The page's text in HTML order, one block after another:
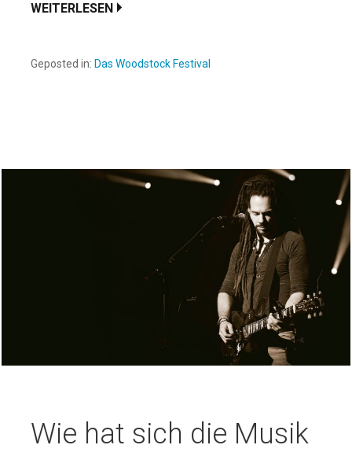
WEITERLESEN
Geposted in: Das Woodstock Festival
Wie hat sich die Musik